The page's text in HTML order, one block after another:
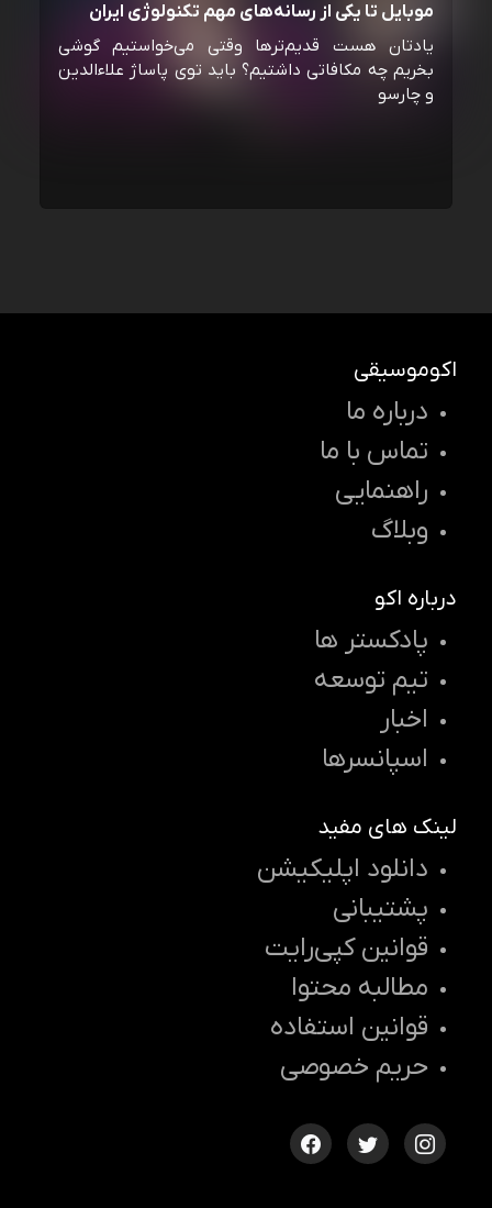
موبایل تا یکی از رسانه‌‌های مهم تکنولوژی ایران
یادتان هست قدیم‌ترها وقتی می‌خواستیم گوشی
بخریم چه مکافاتی داشتیم؟ باید توی پاساژ علاءالدین
و چارسو
اکوموسیقی
درباره ما
تماس با ما
راهنمایی
وبلاگ
درباره اکو
پادکستر ها
تیم توسعه
اخبار
اسپانسرها
لینک های مفید
دانلود اپلیکیشن
پشتیبانی
قوانین کپی‌رایت
مطالبه محتوا
قوانین استفاده
حریم خصوصی